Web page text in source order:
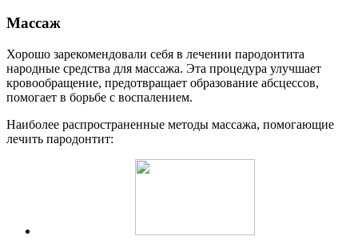
Массаж
Хорошо зарекомендовали себя в лечении пародонтита
народные средства для массажа. Эта процедура улучшает
кровообращение, предотвращает образование абсцессов,
помогает в борьбе с воспалением.
Наиболее распространенные методы массажа, помогающие
лечить пародонтит: